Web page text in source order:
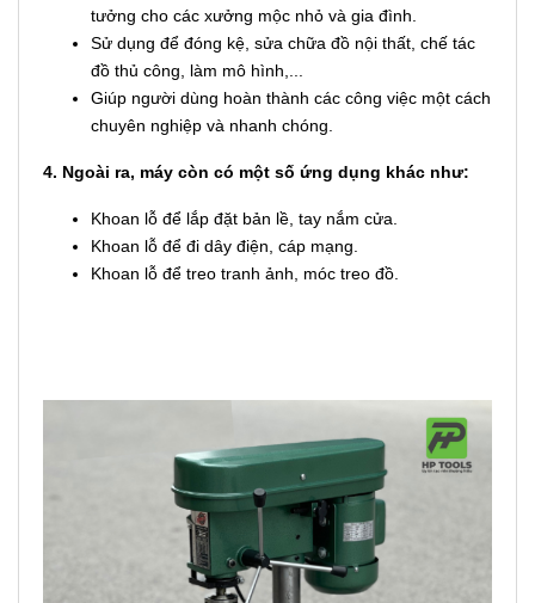
tưởng cho các xưởng mộc nhỏ và gia đình.
Sử dụng để đóng kệ, sửa chữa đồ nội thất, chế tác
đồ thủ công, làm mô hình,...
Giúp người dùng hoàn thành các công việc một cách
chuyên nghiệp và nhanh chóng.
4. Ngoài ra, máy còn có một số ứng dụng khác như:
Khoan lỗ để lắp đặt bản lề, tay nắm cửa.
Khoan lỗ để đi dây điện, cáp mạng.
Khoan lỗ để treo tranh ảnh, móc treo đồ.